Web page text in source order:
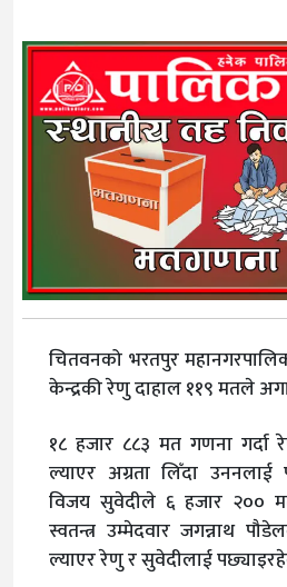
चितवनको भरतपुर
केन्द्रकी रेणु दाहाल ११९ मतले
१८ हजार ८८३ मत गणना
ल्याएर अग्रता लिँदा
विजय सुवेदीले ६ हजार २००
स्वतन्त्र उम्मेदवार जगन्नाथ
ल्याएर रेणु र सुवेदीलाई